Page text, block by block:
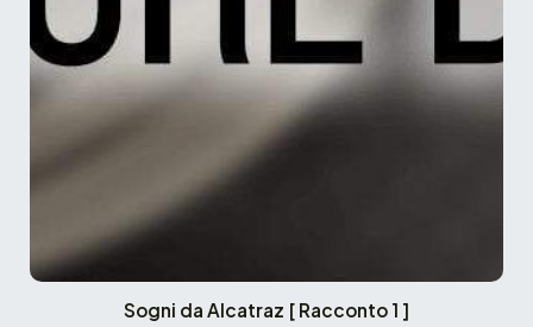
Sogni da Alcatraz [ Racconto 1 ]